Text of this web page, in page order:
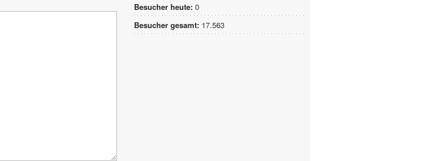
Besucher heute: 0
Besucher gesamt: 17.563